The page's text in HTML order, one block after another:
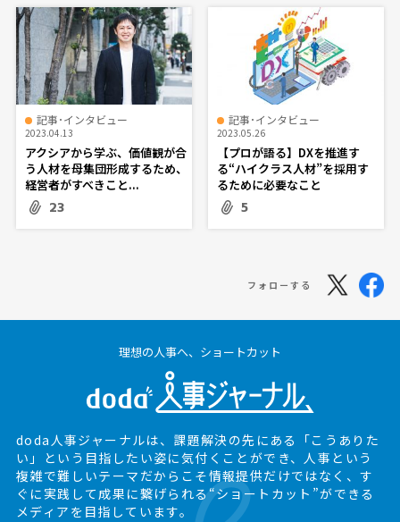
記事･インタビュー
2023.04.13
アクシアから学ぶ、価値観が合
う人材を母集団形成するため、
経営者がすべきこと...
23
記事･インタビュー
2023.05.26
【プロが語る】DXを推進す
る“ハイクラス人材”を採用す
るために必要なこと
5
フォローする
理想の人事へ、ショートカット
doda人事ジャーナルは、課題解決の先にある
「こうありた
い」という目指したい姿に気付くことができ、人事という
複雑で難しいテーマだからこそ情報提供だけではなく、 す
ぐに実践して成果に繋げられる“ショートカット”ができる
メディアを目指しています。